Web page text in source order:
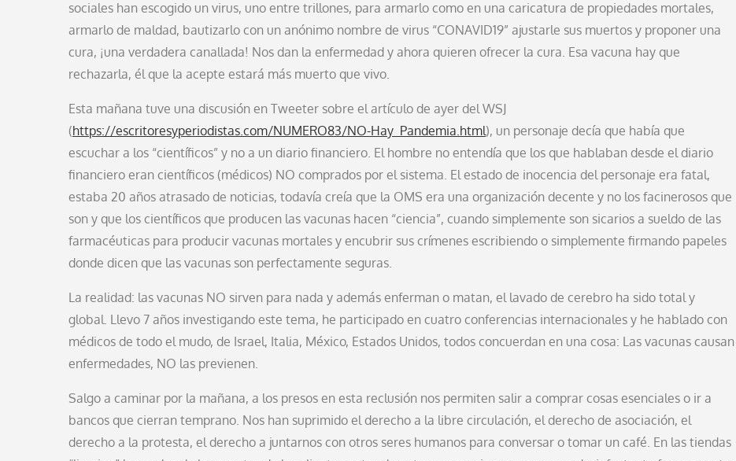
sociales han escogido un virus, uno entre trillones, para armarlo como en una caricatura de propiedades mortales,
armarlo de maldad, bautizarlo con un anónimo nombre de virus “CONAVID19” ajustarle sus muertos y proponer una
cura, ¡una verdadera canallada! Nos dan la enfermedad y ahora quieren ofrecer la cura. Esa vacuna hay que
rechazarla, él que la acepte estará más muerto que vivo.
Esta mañana tuve una discusión en Tweeter sobre el artículo de ayer del WSJ
(https://escritoresyperiodistas.com/NUMERO83/NO-Hay_Pandemia.html), un personaje decía que había que
escuchar a los “científicos” y no a un diario financiero. El hombre no entendía que los que hablaban desde el diario
financiero eran científicos (médicos) NO comprados por el sistema. El estado de inocencia del personaje era fatal,
estaba 20 años atrasado de noticias, todavía creía que la OMS era una organización decente y no los facinerosos que
son y que los científicos que producen las vacunas hacen “ciencia”, cuando simplemente son sicarios a sueldo de las
farmacéuticas para producir vacunas mortales y encubrir sus crímenes escribiendo o simplemente firmando papeles
donde dicen que las vacunas son perfectamente seguras.
La realidad: las vacunas NO sirven para nada y además enferman o matan, el lavado de cerebro ha sido total y
global. Llevo 7 años investigando este tema, he participado en cuatro conferencias internacionales y he hablado con
médicos de todo el mudo, de Israel, Italia, México, Estados Unidos, todos concuerdan en una cosa: Las vacunas causan
enfermedades, NO las previenen.
Salgo a caminar por la mañana, a los presos en esta reclusión nos permiten salir a comprar cosas esenciales o ir a
bancos que cierran temprano. Nos han suprimido el derecho a la libre circulación, el derecho de asociación, el
derecho a la protesta, el derecho a juntarnos con otros seres humanos para conversar o tomar un café. En las tiendas